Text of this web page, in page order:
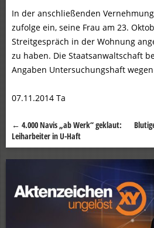
In der anschließenden
zufolge ein, seine Frau am 23.
Streitgespräch in der Wohnung
zu haben. Die Staatsanwaltschaft
Angaben Untersuchungshaft
07.11.2014 Ta
Beitragsnavigation
← 4.000 Navis „ab Werk“ geklaut:
Leiharbeiter in U-Haft